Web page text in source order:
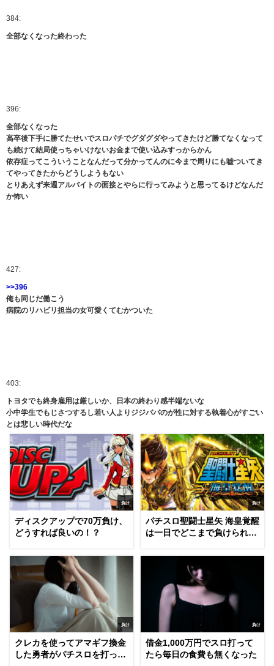
384:
全部なくなった終わった
396:
全部なくなった
高卒後下手に勝てたせいでスロパチでグダグダやってきたけど勝てなくなって
も続けて結局使っちゃいけないお金まで使い込みすっからかん
依存症ってこういうことなんだって分かってんのに今まで周りにも嘘ついてき
てやってきたからどうしようもない
とりあえず来週アルバイトの面接とやらに行ってみようと思ってるけどなんだ
か怖い
427:
>>396
俺も同じだ働こう
病院のリハビリ担当の女可愛くてむかついた
403:
トヨタでも終身雇用は厳しいか、日本の終わり感半端ないな
小中学生でもじさつするし若い人よりジジババのが性に対する執着心がすごい
とは悲しい時代だな
負け
ディスクアップで70万負け、
どうすれば良いの！？
負け
パチスロ聖闘士星矢 海皇覚醒
は一日でどこまで負けられる
負け
クレカを使ってアマギフ換金
した勇者がパチスロを打った
負け
借金1,000万円でスロ打って
たら毎日の食費も無くなった